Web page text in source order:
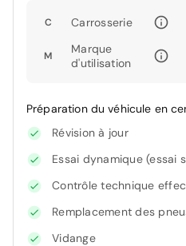
C Carrosserie
M
Marque
d'utilisation
Préparation du véhicule en
Révision à jour
Essai dynamique (essai
Contrôle technique
Remplacement des
Vidange